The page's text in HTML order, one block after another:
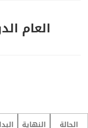
العام
الحالة النهاية